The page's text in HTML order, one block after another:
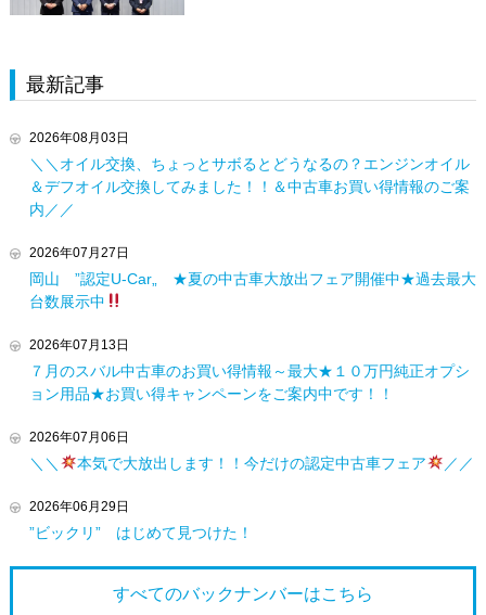
最新記事
2026年08月03日
＼＼オイル交換、ちょっとサボるとどうなるの？エンジンオイル
＆デフオイル交換してみました！！＆中古車お買い得情報のご案
内／／
2026年07月27日
岡山 ”認定U-Car„ ★夏の中古車大放出フェア開催中★過去最大
台数展示中
2026年07月13日
７月のスバル中古車のお買い得情報～最大★１０万円純正オプシ
ョン用品★お買い得キャンペーンをご案内中です！！
2026年07月06日
＼＼ 本気で大放出します！！今だけの認定中古車フェア ／／
2026年06月29日
”ビックリ” はじめて見つけた！
すべてのバックナンバーはこちら